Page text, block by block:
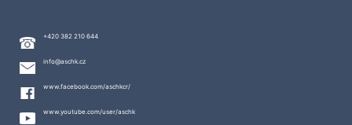
+420 382 210 644
info@aschk.cz
www.facebook.com/aschkcr/
www.youtube.com/user/aschk